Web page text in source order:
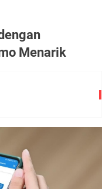
Menarik